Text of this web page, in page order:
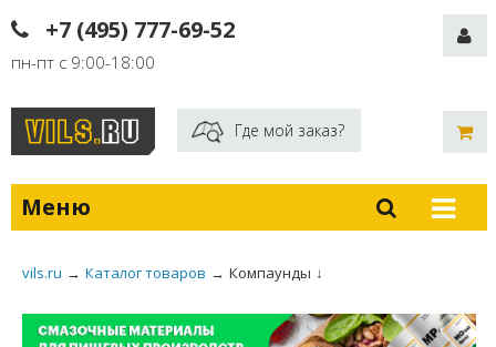
+7 (495) 777-69-52
пн-пт с 9:00-18:00
Где мой заказ?
Меню
vils.ru → Каталог товаров → Компаунды ↓